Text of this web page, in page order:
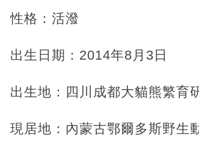
性格：活潑
出生日期：2014年8月3日
出生地：四川成都大貓熊繁育
現居地：內蒙古鄂爾多斯野生